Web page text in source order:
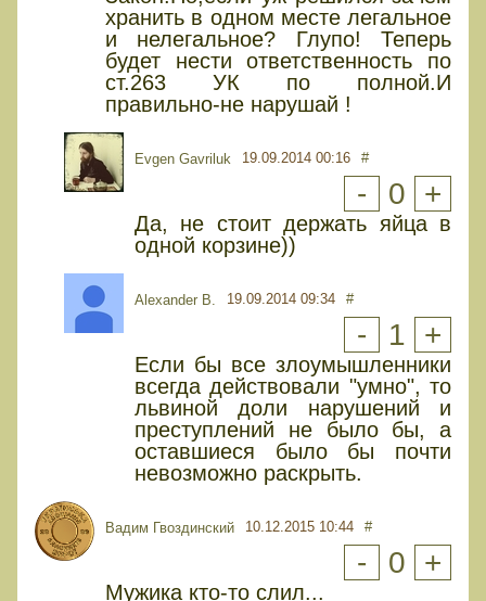
хранить в одном месте легальное
и нелегальное? Глупо! Теперь
будет нести ответственность по
ст.263 УК по полной.И
правильно-не нарушай !
Evgen Gavriluk 19.09.2014 00:16 #
- 0 +
Да, не стоит держать яйца в
одной корзине))
Alexander B. 19.09.2014 09:34 #
- 1 +
Если бы все злоумышленники
всегда действовали "умно", то
львиной доли нарушений и
преступлений не было бы, а
оставшиеся было бы почти
невозможно раскрыть.
Вадим Гвоздинский 10.12.2015 10:44 #
- 0 +
Мужика кто-то слил...